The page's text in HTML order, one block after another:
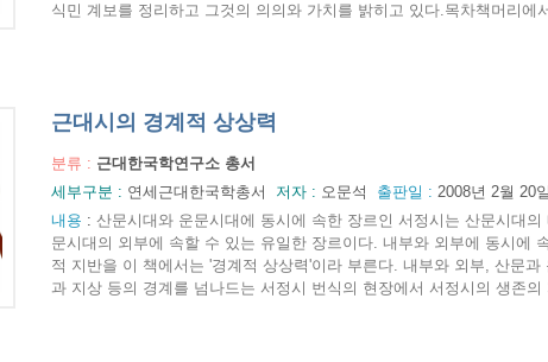
식민 계보를 정리하고 그것의 의의와 가치를 밝히고 있다.목차책머리에
근대시의 경계적 상상력
분류 : 근대한국학연구소 총서
세부구분 : 연세근대한국학총서 저자 : 오문석 출판일 : 2008년 2월 20일
내용 : 산문시대와 운문시대에 동시에 속한 장르인 서정시는 산문시대
문시대의 외부에 속할 수 있는 유일한 장르이다. 내부와 외부에 동시에
적 지반을 이 책에서는 '경계적 상상력'이라 부른다. 내부와 외부, 산문
과 지상 등의 경계를 넘나드는 서정시 번식의 현장에서 서정시의 생존의